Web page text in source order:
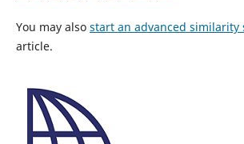
You may also start an advanced similarity
article.